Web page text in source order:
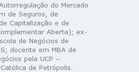
do Mercado
de Seguros, de
Capitalização e de
Aberta); ex-
de Negócios de
docente em MBA de
pela UCP –
de Petrópolis.